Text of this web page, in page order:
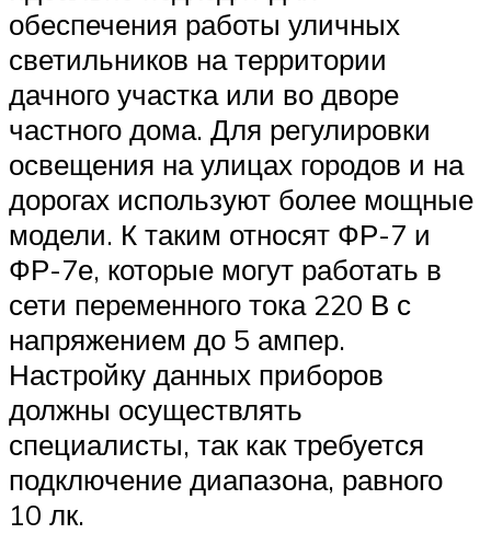
обеспечения работы уличных
светильников на территории
дачного участка или во дворе
частного дома. Для регулировки
освещения на улицах городов и на
дорогах используют более мощные
модели. К таким относят ФР-7 и
ФР-7е, которые могут работать в
сети переменного тока 220 В с
напряжением до 5 ампер.
Настройку данных приборов
должны осуществлять
специалисты, так как требуется
подключение диапазона, равного
10 лк.